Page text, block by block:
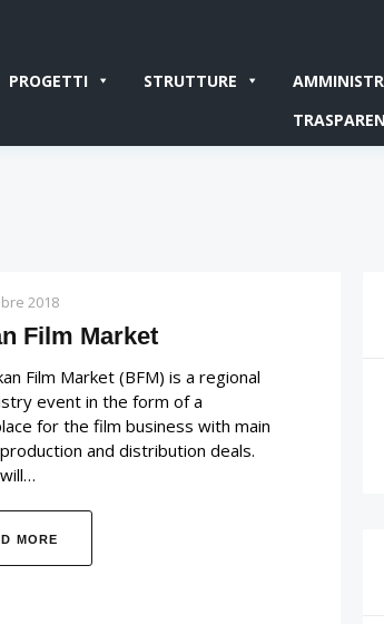
PROGETTI STRUTTURE
2018
Film Market
Film Market (BFM) is a regional
event in the form of a
for the film business with main
and distribution deals.
MORE